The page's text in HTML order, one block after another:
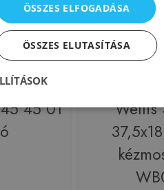
45 01
Wellis
ÖSSZES ELFOGADÁSA
ÖSSZES ELUTASÍTÁSA